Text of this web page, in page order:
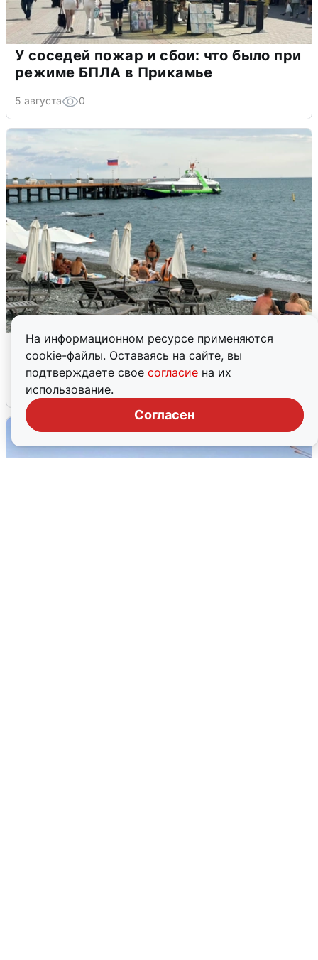
На информационном ресурсе применяются
cookie-файлы. Оставаясь на сайте, вы
подтверждаете свое согласие на их
использование.
Согласен
У соседей пожар и сбои: что было при
режиме БПЛА в Прикамье
5 августа 0
Жители и туристы Сочи рассказали
об атаке БПЛА 5 августа
5 августа 0